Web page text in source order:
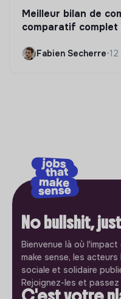
Meilleur bilan de
comparatif complet
Fabien Secherre•
No bullshit,
Bienvenue là où
make sense, les
sociale et solidaire
Rejoignez-les et